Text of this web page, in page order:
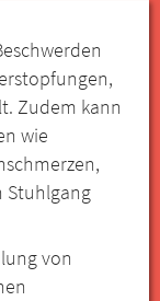
Zudem kann
wie
Stuhlgang
von